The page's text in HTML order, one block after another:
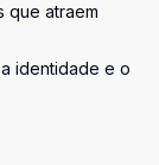
que atraem
identidade e o